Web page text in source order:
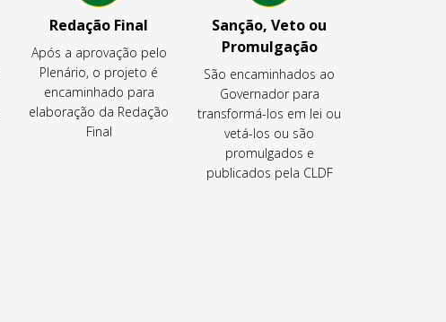
Redação Final
Após a aprovação pelo
Plenário, o projeto é
encaminhado para
elaboração da Redação
Final
Sanção, Veto ou
Promulgação
São encaminhados ao
Governador para
transformá-los em lei ou
vetá-los ou são
promulgados e
publicados pela CLDF